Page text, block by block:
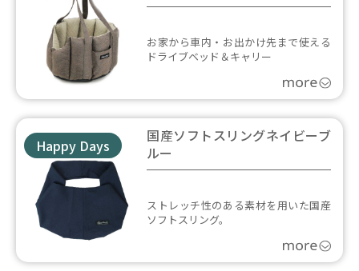
お家から車内・お出かけ先まで使える
ドライブベッド＆キャリー
Happy Days
国産ソフトスリングネイビーブ
ルー
ストレッチ性のある素材を用いた国産
ソフトスリング。